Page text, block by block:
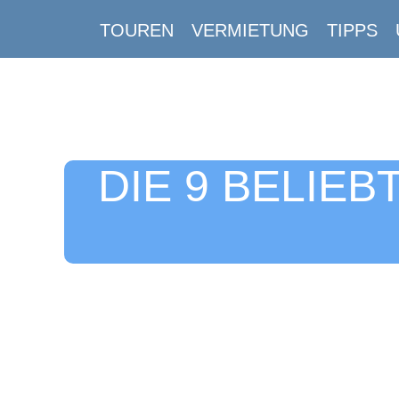
TOUREN VERMIETUNG TIPPS
DIE 9